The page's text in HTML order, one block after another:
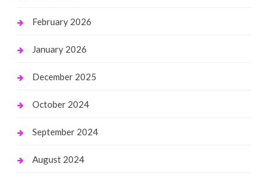
February 2026
January 2026
December 2025
October 2024
September 2024
August 2024